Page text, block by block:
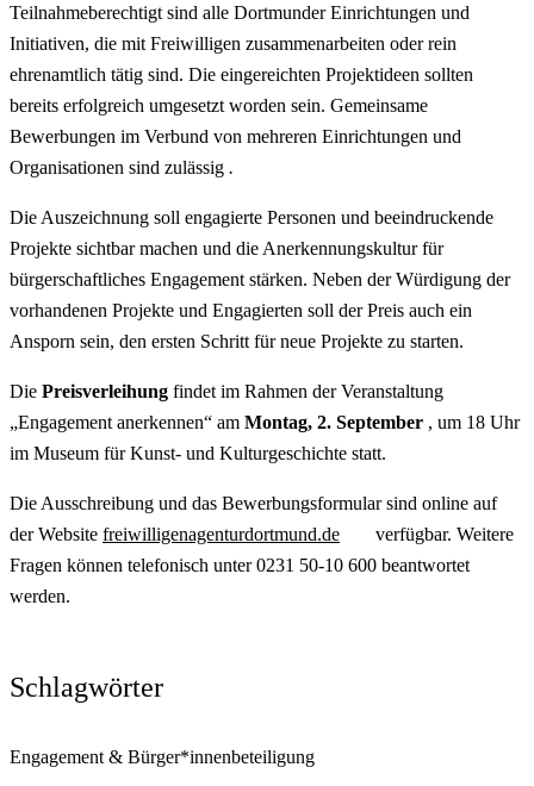
Teilnahmeberechtigt sind alle Dortmunder Einrichtungen und
Initiativen, die mit Freiwilligen zusammenarbeiten oder rein
ehrenamtlich tätig sind. Die eingereichten Projektideen sollten
bereits erfolgreich umgesetzt worden sein. Gemeinsame
Bewerbungen im Verbund von mehreren Einrichtungen und
Organisationen sind zulässig .
Die Auszeichnung soll engagierte Personen und beeindruckende
Projekte sichtbar machen und die Anerkennungskultur für
bürgerschaftliches Engagement stärken. Neben der Würdigung der
vorhandenen Projekte und Engagierten soll der Preis auch ein
Ansporn sein, den ersten Schritt für neue Projekte zu starten.
Die Preisverleihung findet im Rahmen der Veranstaltung
„Engagement anerkennen“ am Montag, 2. September , um 18 Uhr
im Museum für Kunst- und Kulturgeschichte statt.
Die Ausschreibung und das Bewerbungsformular sind online auf
der Website freiwilligenagenturdortmund.de
verfügbar. Weitere
Fragen können telefonisch unter 0231 50-10 600 beantwortet
werden.
Schlagwörter
Engagement & Bürger*innenbeteiligung